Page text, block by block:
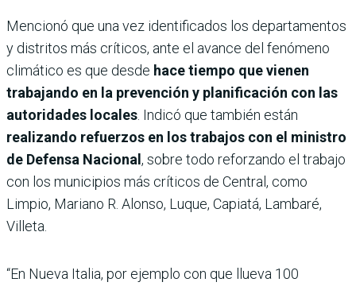
Mencionó que una vez identificados los departamentos
y distritos más críticos, ante el avance del fenómeno
climático es que desde hace tiempo que vienen
trabajando en la prevención y planificación con las
autoridades locales . Indicó que también están
realizando refuerzos en los trabajos con el ministro
de Defensa Nacional , sobre todo reforzando el trabajo
con los municipios más críticos de Central, como
Limpio, Mariano R. Alonso, Luque, Capiatá, Lambaré,
Villeta.
“En Nueva Italia, por ejemplo con que llueva 100